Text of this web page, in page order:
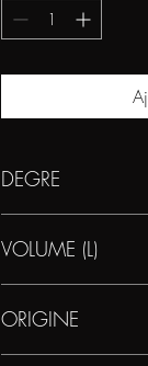
DEGRE
VOLUME (L)
ORIGINE